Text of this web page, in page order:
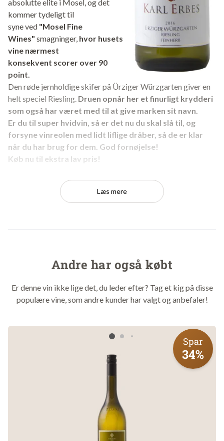
absolutte elite i Mosel, og det
kommer tydeligt til
syne ved "Mosel Fine
Wines" smagninger, hvor husets
vine nærmest
konsekvent scorer over 90
point.
Den røde jernholdige skifer på Ürziger Würzgarten giver en
helt speciel Riesling. Druen opnår her et finurligt krydderi
som også har været med til at give marken sit navn.
Er du til super hvidvin, så er det nu du skal slå til, og
forsyne vinreolen med lidt liflige dråber, så de er klar
når du har brug for dem. God fornøjelse!
Køb nu til ekstra lav pris!
Fragtfri levering ved køb over 599 kr.
bællepotentiale."
"Spændende vin. Den er sød når den kommer i munden. Derefter
kommer der en god eftersmag med masser af syre.​"
Aromatisk duft med papaya, fersken og let blomst. I smagen
oplever du en cremet og frisk frugtsmag med god syre og let
med krydderi og frisk syre, og gør, at vinens sødme ikke
Velegnet til: Aperitif, stenbidder-rogn, skaldyr, salater,
Læs mere
Andre har også købt
Er denne vin ikke lige det, du leder efter? Tag et kig på disse
populære vine, som andre kunder har valgt og anbefaler!
Spar
34%